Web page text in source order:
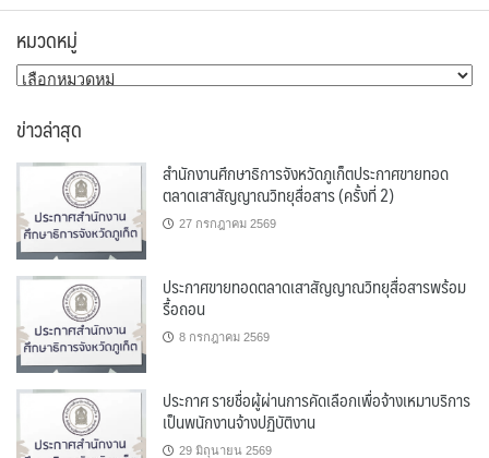
หมวดหมู่
หมวด
ข่าวล่าสุด
สำนักงานศึกษาธิการจังหวัดภูเก็ตประกาศขายทอด
ตลาดเสาสัญญาณวิทยุสื่อสาร (ครั้งที่ 2)
27 กรกฎาคม 2569
ประกาศขายทอดตลาดเสาสัญญาณวิทยุสื่อสารพร้อม
รื้อถอน
8 กรกฎาคม 2569
ประกาศ รายชื่อผู้ผ่านการคัดเลือกเพื่อจ้างเหมาบริการ
เป็นพนักงานจ้างปฏิบัติงาน
29 มิถุนายน 2569